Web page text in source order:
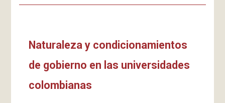
Naturaleza y condicionamientos
de gobierno en las universidades
colombianas